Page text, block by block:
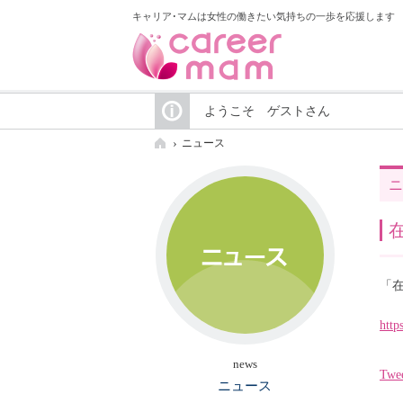
キャリア･マムは女性の働きたい気持ちの一歩を応援します
ようこそ ゲストさん
ニュース
「
news
ニュース